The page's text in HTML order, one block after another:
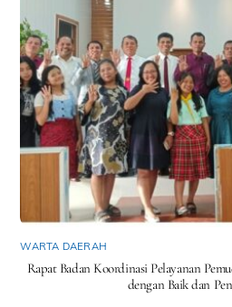
WARTA DAERAH
Rapat Badan Koordinasi Pelayanan
dengan Baik dan